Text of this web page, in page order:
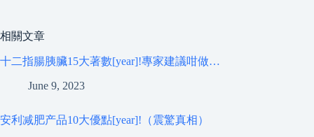
相關文章
十二指腸胰臟15大著數[year]!專家建議咁做…
June 9, 2023
安利减肥产品10大優點[year]!（震驚真相）